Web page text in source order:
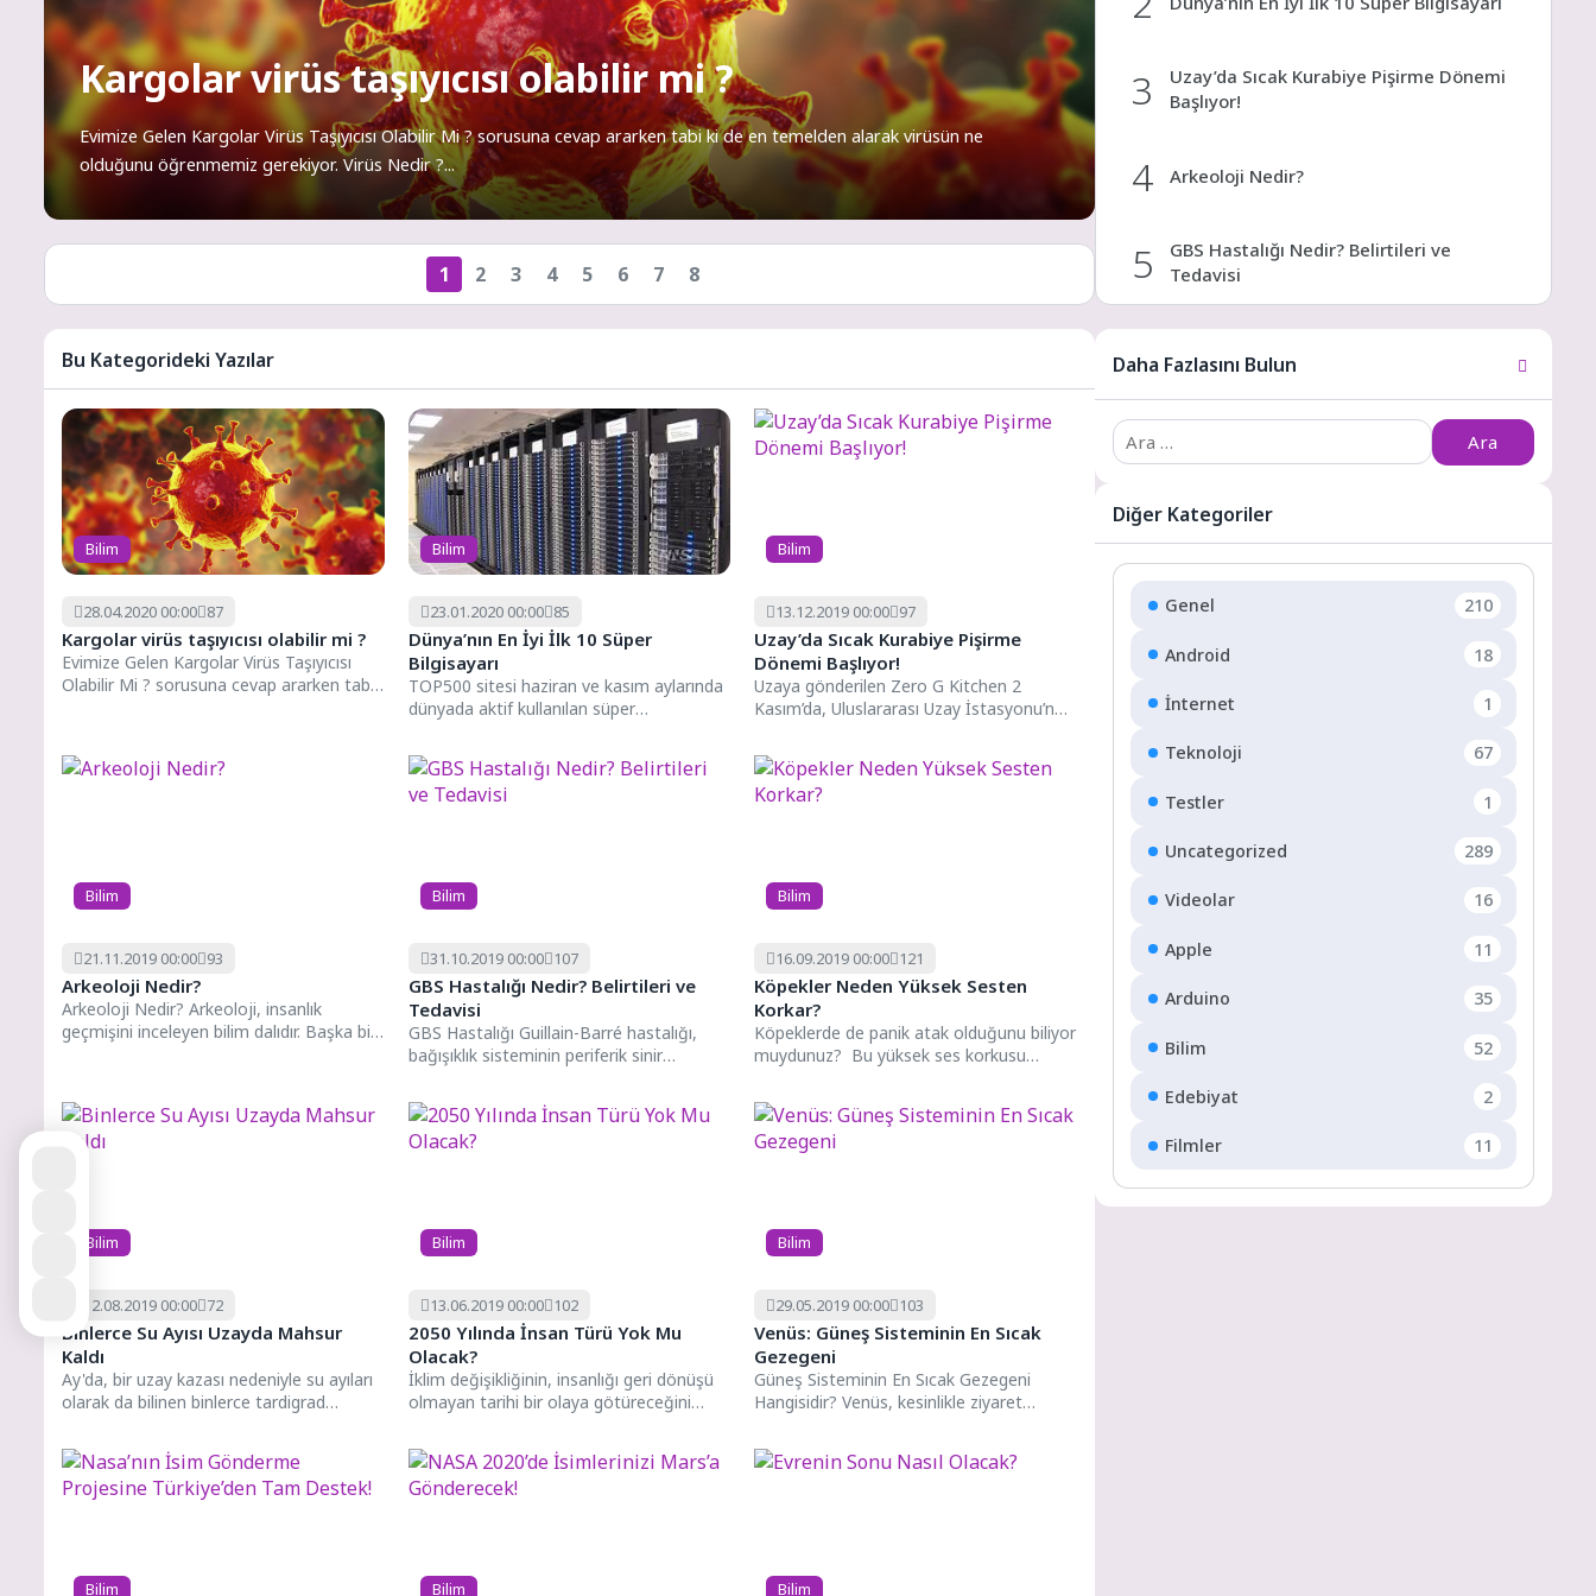
Kargolar virüs taşıyıcısı olabilir mi ?
Evimize Gelen Kargolar Virüs Taşıyıcısı Olabilir Mi ? sorusuna cevap ararken tabi ki de en temelden alarak virüsün ne
olduğunu öğrenmemiz gerekiyor. Virüs Nedir ?...
1 2 3 4 5 6 7 8
3
Uzay’da Sıcak Kurabiye Pişirme Dönemi
Başlıyor!
4 Arkeoloji Nedir?
5
GBS Hastalığı Nedir? Belirtileri ve
Tedavisi
6
7 Binlerce Su Ayısı Uzayda Mahsur Kaldı
8 2050 Yılında İnsan Türü Yok Mu Olacak?
Bu Kategorideki Yazılar
Bilim
28.04.2020 00:00 87
Kargolar virüs taşıyıcısı olabilir mi ?
Evimize Gelen Kargolar Virüs Taşıyıcısı
Olabilir Mi ? sorusuna cevap ararken tabi
Bilim
23.01.2020 00:00 85
Dünya’nın En İyi İlk 10 Süper
Bilgisayarı
TOP500 sitesi haziran ve kasım aylarında
dünyada aktif kullanılan süper
Bilim
13.12.2019 00:00 97
Uzay’da Sıcak Kurabiye Pişirme
Dönemi Başlıyor!
Uzaya gönderilen Zero G Kitchen 2
Kasım’da, Uluslararası Uzay İstasyonu’na
Bilim
21.11.2019 00:00 93
Arkeoloji Nedir?
Arkeoloji Nedir? Arkeoloji, insanlık
geçmişini inceleyen bilim dalıdır. Başka bir
Bilim
31.10.2019 00:00 107
GBS Hastalığı Nedir? Belirtileri ve
Tedavisi
GBS Hastalığı Guillain-Barré hastalığı,
bağışıklık sisteminin periferik sinir
hücrelerine saldırdığı nadir...
Bilim
16.09.2019 00:00 121
Köpekler Neden Yüksek Sesten
Korkar?
Köpeklerde de panik atak olduğunu biliyor
muydunuz? Bu yüksek ses korkusu
Bilim
12.08.2019 00:00 72
Binlerce Su Ayısı Uzayda Mahsur
Kaldı
Ay'da, bir uzay kazası nedeniyle su ayıları
olarak da bilinen binlerce tardigrad
Bilim
13.06.2019 00:00 102
2050 Yılında İnsan Türü Yok Mu
Olacak?
İklim değişikliğinin, insanlığı geri dönüşü
olmayan tarihi bir olaya götüreceğini
gelecek?...
Bilim
29.05.2019 00:00 103
Venüs: Güneş Sisteminin En Sıcak
Gezegeni
Güneş Sisteminin En Sıcak Gezegeni
Hangisidir? Venüs, kesinlikle ziyaret
biridir. Bu kesin...
Bilim Bilim Bilim
Daha Fazlasını Bulun
Arama:
Diğer Kategoriler
Genel 210
Android 18
İnternet 1
Teknoloji 67
Testler 1
Uncategorized 289
Videolar 16
Apple 11
Arduino 35
Bilim 52
Edebiyat 2
Filmler 11